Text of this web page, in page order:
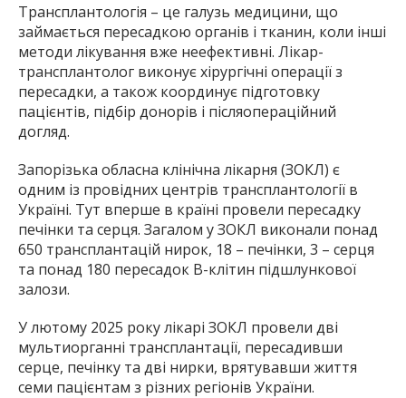
Трансплантологія – це галузь медицини, що
займається пересадкою органів і тканин, коли інші
методи лікування вже неефективні. Лікар-
трансплантолог виконує хірургічні операції з
пересадки, а також координує підготовку
пацієнтів, підбір донорів і післяопераційний
догляд.
Запорізька обласна клінічна лікарня (ЗОКЛ) є
одним із провідних центрів трансплантології в
Україні. Тут вперше в країні провели пересадку
печінки та серця. Загалом у ЗОКЛ виконали понад
650 трансплантацій нирок, 18 – печінки, 3 – серця
та понад 180 пересадок В-клітин підшлункової
залози.
У лютому 2025 року лікарі ЗОКЛ провели дві
мультиорганні трансплантації, пересадивши
серце, печінку та дві нирки, врятувавши життя
семи пацієнтам з різних регіонів України.